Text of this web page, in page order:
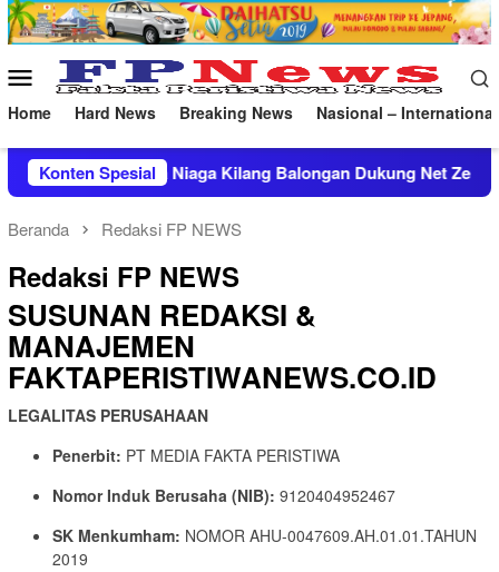
Loncat
ke
Menu
Mobile
Home Hard News Breaking News Nasional – International
Konten Spesial
Balongan Dukung Net Zero Emission 2060
Beranda Redaksi FP NEWS
Redaksi FP NEWS
SUSUNAN REDAKSI &
MANAJEMEN
FAKTAPERISTIWANEWS.CO.ID
LEGALITAS PERUSAHAAN
Penerbit: PT MEDIA FAKTA PERISTIWA
Nomor Induk Berusaha (NIB): 9120404952467
SK Menkumham: NOMOR AHU-0047609.AH.01.01.TAHUN
2019